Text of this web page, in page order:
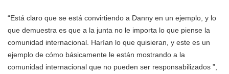
“Está claro que se está convirtiendo a Danny en un ejemplo, y lo
que demuestra es que a la junta no le importa lo que piense la
comunidad internacional. Harían lo que quisieran, y este es un
ejemplo de cómo básicamente le están mostrando a la
comunidad internacional que no pueden ser responsabilizados ”,